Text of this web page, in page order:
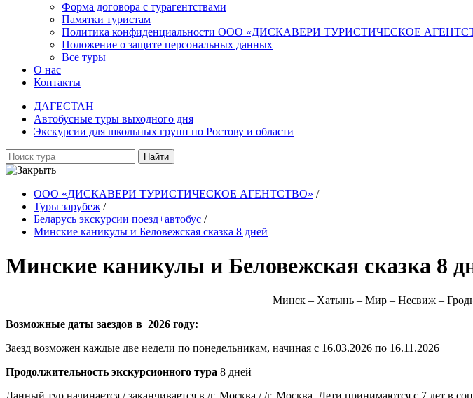
Форма договора с турагентствами
Памятки туристам
Политика конфиденциальности ООО «ДИСКАВЕРИ ТУРИСТИЧЕСКОЕ
Положение о защите персональных данных
Все туры
О нас
Контакты
ДАГЕСТАН
Автобусные туры выходного дня
Экскурсии для школьных групп по Ростову и области
Найти
ООО «ДИСКАВЕРИ ТУРИСТИЧЕСКОЕ АГЕНТСТВО» /
Туры зарубеж /
Беларусь экскурсии поезд+автобус /
Минские каникулы и Беловежская сказка 8 дней
Минские каникулы и Беловежская сказка 8
Минск – Хатынь – Мир – Несвиж –
Возможные даты заездов в 2026 году:
Заезд возможен каждые две недели по понедельникам, начиная с 16.03.2026 по 16.11.2026
Продолжительность экскурсионного тура 8 дней
Данный тур начинается / заканчивается в /г. Москва / /г. Москва Дети принимаются с 7 лет в